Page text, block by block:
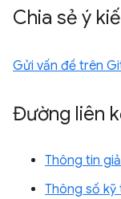
Chia sẻ ý
Gửi vấn đề trên
Đường liên
Thông tin
Thông số kỹ